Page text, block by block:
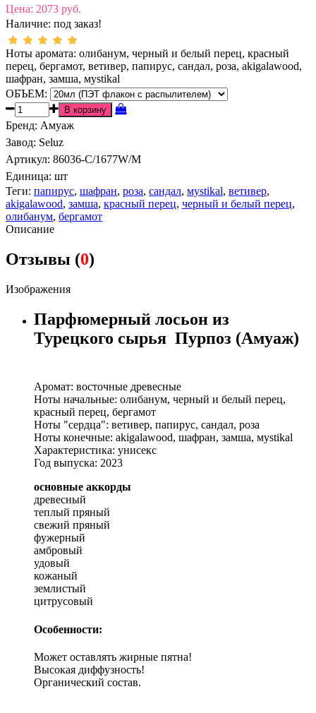
Цена: 2073 руб.
Наличие: под заказ!
Ноты аромата: олибанум, черный и белый перец, красный
перец, бергамот, ветивер, папирус, сандал, роза, аkigalawood,
шафран, замша, мystikal
ОБЪЕМ:
Бренд: Амуаж
Завод: Seluz
Артикул: 86036-C/1677W/M
Единица: шт
Теги: папирус, шафран, роза, сандал, мystikal, ветивер,
аkigalawood, замша, красный перец, черный и белый перец,
олибанум, бергамот
Описание
Отзывы (0)
Изображения
Парфюмерный лосьон из
Турецкого сырья Пурпоз (Амуаж)
Аромат: восточные древесные
Ноты начальные: олибанум, черный и белый перец,
красный перец, бергамот
Ноты "сердца": ветивер, папирус, сандал, роза
Ноты конечные: аkigalawood, шафран, замша, мystikal
Характеристика: унисекс
Год выпуска: 2023
основные аккорды
древесный
теплый пряный
свежий пряный
фужерный
амбровый
удовый
кожаный
землистый
цитрусовый
Особенности:
Может оставлять жирные пятна!
Высокая диффузность!
Органический состав.